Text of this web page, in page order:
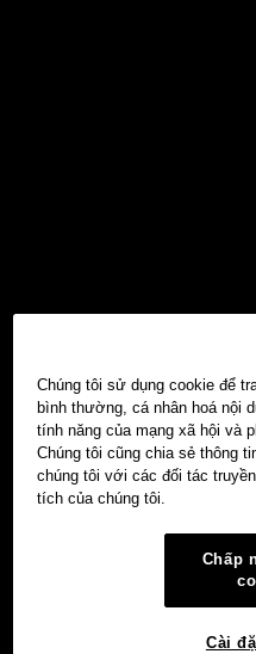
Chúng tôi sử dụng cookie để
bình thường, cá nhân hoá nội
tính năng của mạng xã hội và
Chúng tôi cũng chia sẻ thông
chúng tôi với các đối tác
tích của chúng tôi.
Chấp
Cài